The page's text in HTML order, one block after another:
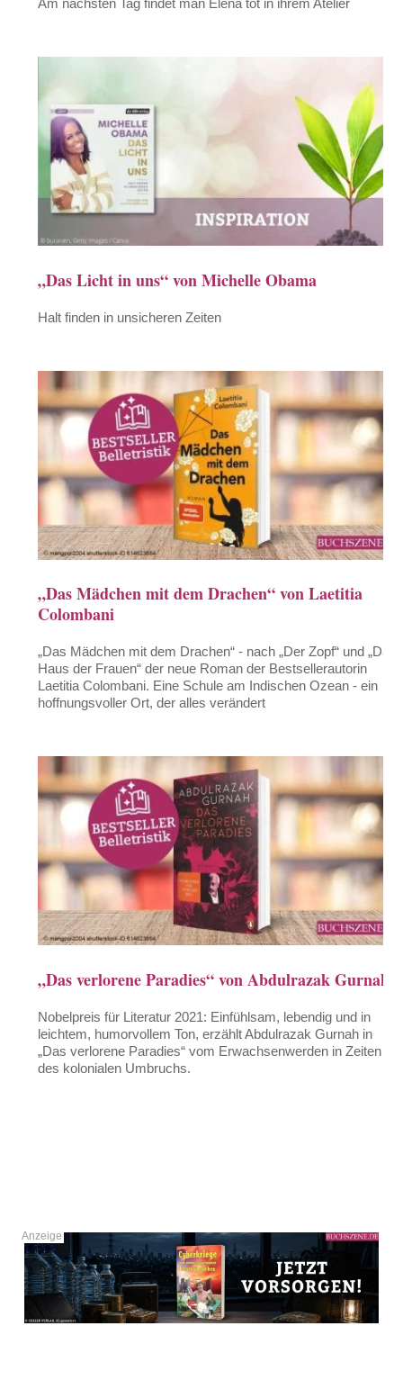
Am nächsten Tag findet man Elena tot in ihrem Atelier
„Das Licht in uns“ von Michelle Obama
Halt finden in unsicheren Zeiten
„Das Mädchen mit dem Drachen“ von Laetitia
Colombani
„Das Mädchen mit dem Drachen“ - nach „Der Zopf“ und „Das
Haus der Frauen“ der neue Roman der Bestsellerautorin
Laetitia Colombani. Eine Schule am Indischen Ozean - ein
hoffnungsvoller Ort, der alles verändert
„Das verlorene Paradies“ von Abdulrazak Gurnah
Nobelpreis für Literatur 2021: Einfühlsam, lebendig und in
leichtem, humorvollem Ton, erzählt Abdulrazak Gurnah in
„Das verlorene Paradies“ vom Erwachsenwerden in Zeiten
des kolonialen Umbruchs.